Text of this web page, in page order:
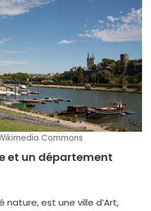
Commons
et un département
nature, est une ville d’Art,